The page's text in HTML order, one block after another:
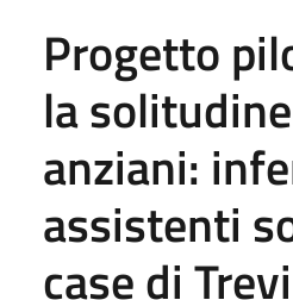
Progetto
la
anziani:
assistenti
case di